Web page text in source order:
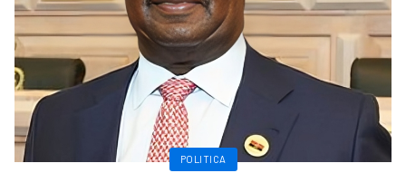
POLITICA